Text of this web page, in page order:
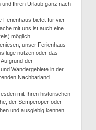
Ihren Urlaub ganz nach
Ferienhaus bietet für vier
mit uns ist auch eine
möglich.
unser Ferienhaus
nutzen oder das
der
Wandergebiete in der
Nachbarland
mit Ihren historischen
der Semperoper oder
und ausgiebig kennen